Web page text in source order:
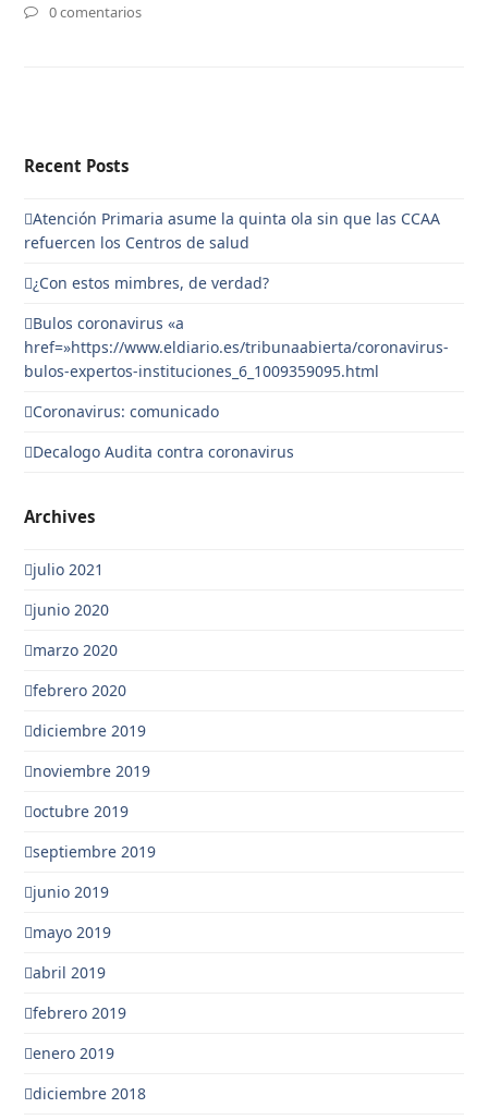
0 comentarios
Recent Posts
Atención Primaria asume la quinta ola sin que las CCAA
refuercen los Centros de salud
¿Con estos mimbres, de verdad?
Bulos coronavirus «a
href=»https://www.eldiario.es/tribunaabierta/coronavirus-
bulos-expertos-instituciones_6_1009359095.html
Coronavirus: comunicado
Decalogo Audita contra coronavirus
Archives
julio 2021
junio 2020
marzo 2020
febrero 2020
diciembre 2019
noviembre 2019
octubre 2019
septiembre 2019
junio 2019
mayo 2019
abril 2019
febrero 2019
enero 2019
diciembre 2018